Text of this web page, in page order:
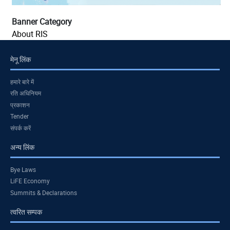
Banner Category
About RIS
मेनू लिंक
हमारे बारे में
रति अधिनियम
प्रकाशन
Tender
संपर्क करें
अन्य लिंक
Bye Laws
LiFE Economy
Summits & Declarations
त्वरित सम्पक